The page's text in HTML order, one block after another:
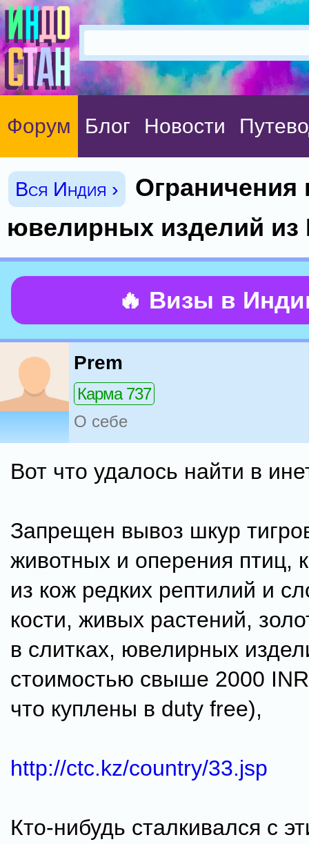
Форум Блог Новости
Вся Индия ›
Ограничения
ювелирных изделий из
🔥 Визы в
Prem
Карма 737
О себе
Вот что удалось найти в
Запрещен вывоз шкур
животных и оперения птиц,
из кож редких рептилий и
кости, живых растений,
в слитках, ювелирных
стоимостью свыше 2000
что куплены в duty free),
http://ctc.kz/country/33.jsp
Кто-нибудь сталкивался с